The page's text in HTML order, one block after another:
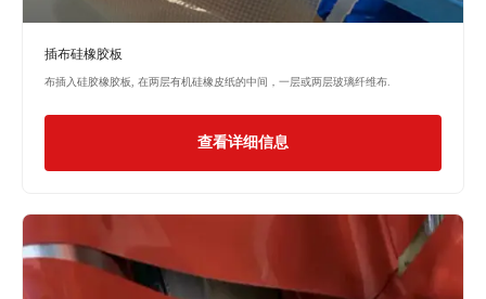
插布硅橡胶板
布插入硅胶橡胶板, 在两层有机硅橡皮纸的中间，一层或两层玻璃纤维布.
查看详细信息